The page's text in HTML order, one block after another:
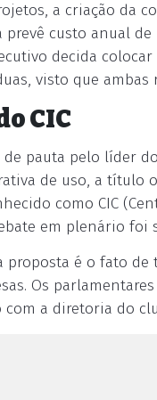
a criação da
custo anual
decida
visto que
CIC
pauta pelo líder
de uso, a título
como CIC
em plenário foi
proposta é o fato
Os
com a diretoria do